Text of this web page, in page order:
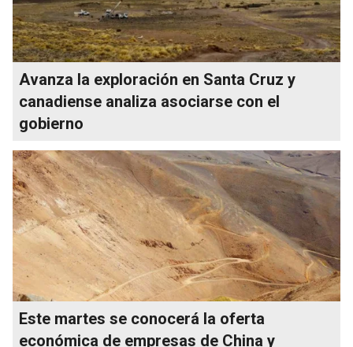
Avanza la exploración en Santa Cruz y
canadiense analiza asociarse con el
gobierno
Este martes se conocerá la oferta
económica de empresas de China y